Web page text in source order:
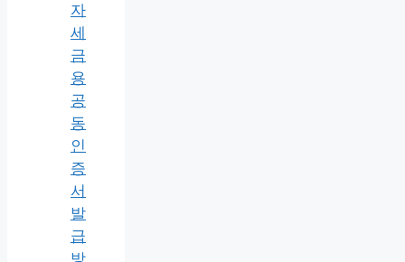
자
세
금
용
공
동
인
증
서
발
급
방